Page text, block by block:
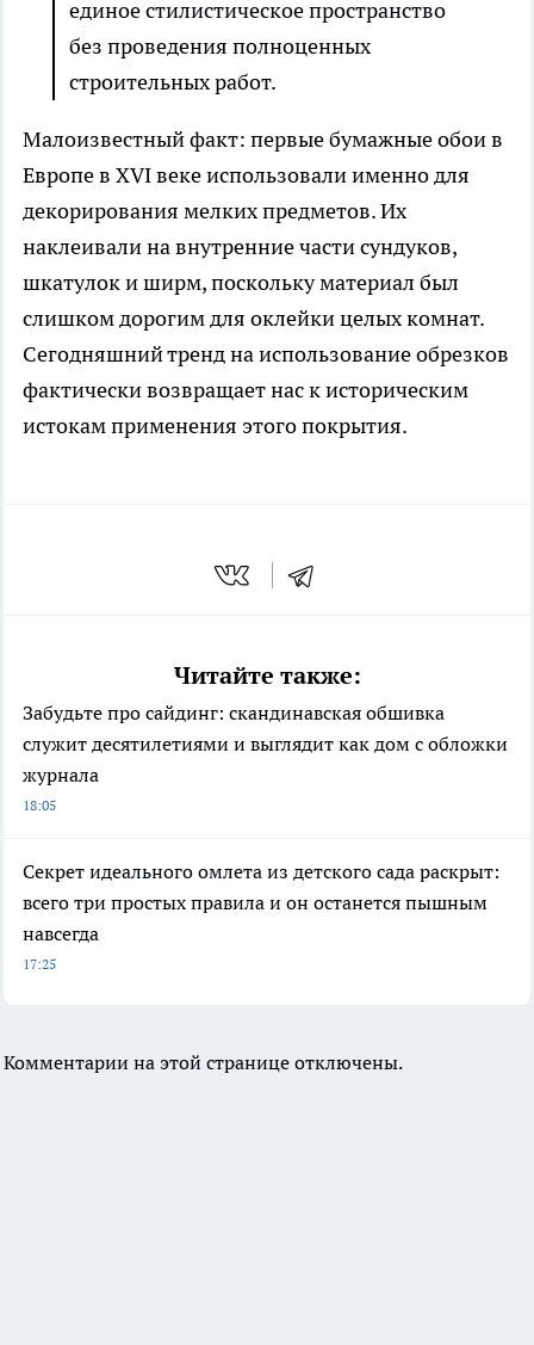
единое стилистическое пространство
без проведения полноценных
строительных работ.
Малоизвестный факт: первые бумажные обои в
Европе в XVI веке использовали именно для
декорирования мелких предметов. Их
наклеивали на внутренние части сундуков,
шкатулок и ширм, поскольку материал был
слишком дорогим для оклейки целых комнат.
Сегодняшний тренд на использование обрезков
фактически возвращает нас к историческим
истокам применения этого покрытия.
Читайте также:
Забудьте про сайдинг: скандинавская обшивка
служит десятилетиями и выглядит как дом с обложки
журнала
18:05
Секрет идеального омлета из детского сада раскрыт:
всего три простых правила и он останется пышным
навсегда
17:25
Комментарии на этой странице отключены.